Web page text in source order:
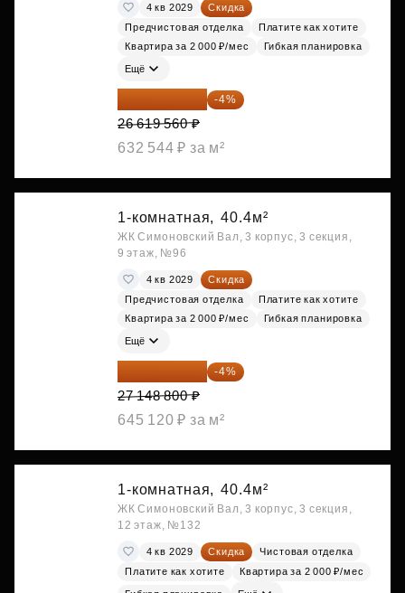
4 кв 2029
Скидка
Предчистовая отделка
Платите как хотите
Квартира за 2 000 ₽/мес
Гибкая планировка
Ещё
25 554 778 ₽ -4%
26 619 560 ₽
632 544 ₽ за м²
1-комнатная, 40.4м²
ЖК Симоновский Вал, 3 корпус, 3 секция,
9 этаж, №96
4 кв 2029
Скидка
Предчистовая отделка
Платите как хотите
Квартира за 2 000 ₽/мес
Гибкая планировка
Ещё
26 062 848 ₽ -4%
27 148 800 ₽
645 120 ₽ за м²
1-комнатная, 40.4м²
ЖК Симоновский Вал, 3 корпус, 3 секция,
12 этаж, №132
4 кв 2029 Скидка
Чистовая отделка
Платите как хотите
Квартира за 2 000 ₽/мес